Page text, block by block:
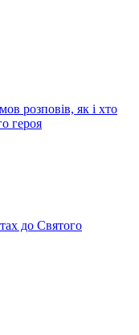
розповів, як і хто
героя
до Святого